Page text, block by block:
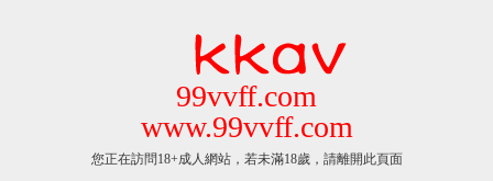
99vvff.com
www.99vvff.com
您正在訪問18+成人網站，若未滿18歲，請離開此頁面